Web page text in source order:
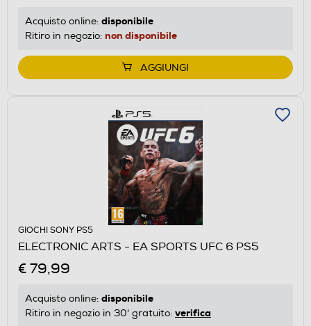
Acquisto online: disponibile
Ritiro in negozio: non disponibile
AGGIUNGI
GIOCHI SONY PS5
ELECTRONIC ARTS - EA SPORTS UFC 6 PS5
€ 79,99
Acquisto online: disponibile
Ritiro in negozio in 30' gratuito: verifica